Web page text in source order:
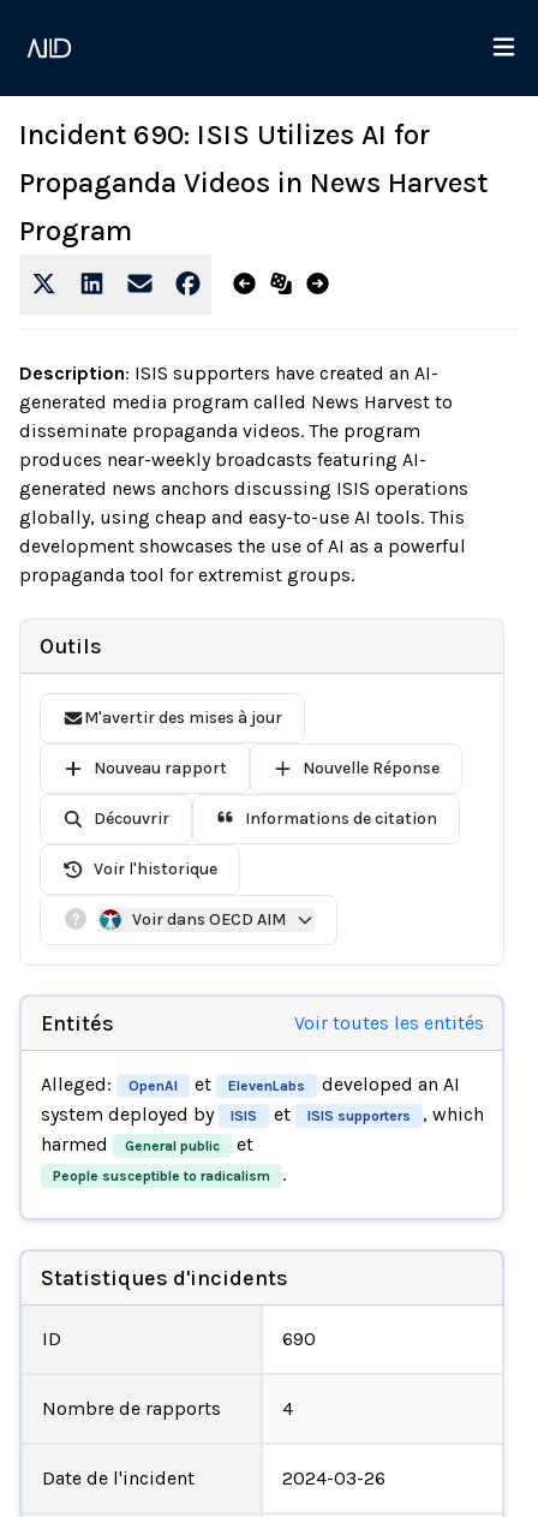
Incident 690: ISIS Utilizes AI for
Propaganda Videos in News Harvest
Program
Description: ISIS supporters have created an AI-
generated media program called News Harvest to
disseminate propaganda videos. The program
produces near-weekly broadcasts featuring AI-
generated news anchors discussing ISIS operations
globally, using cheap and easy-to-use AI tools. This
development showcases the use of AI as a powerful
propaganda tool for extremist groups.
Outils
M'avertir des mises à jour
Nouveau rapport Nouvelle Réponse
Découvrir Informations de citation
Voir l'historique
Voir dans OECD AIM
Entités Voir toutes les entités
Alleged: OpenAI et ElevenLabs
developed an AI
system deployed by
ISIS et ISIS supporters
, which
harmed
General public et
People susceptible to radicalism .
Statistiques d'incidents
ID 690
Nombre de rapports 4
Date de l'incident 2024-03-26